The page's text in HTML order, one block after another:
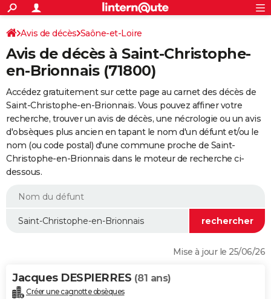
ACTUALITÉS
Politique
Société
Faits Divers
Education
Monde
Villes
+
SPORT
Coupe du monde 2026
Football
Tennis
Cyclisme
Rugby
Forum
FINANCE
Retraite
Impôts
Epargne
Immobilier
Risques naturels par ville
Banque
Assurance
Crédit
Essais
Réserver un essai
Citadines
Berlines
SUV
Forum auto
+
HIGH-TECH
Mobiles
Meilleur smartphone
Internet
Ordinateurs
Jeux vidéo
Guide high-tech
+
BRICOLAGE
Destinations
City break
Voyage nature
Voyage de noces
Forum
Climat
+PHOTO
S'inscrire
Connexion
Avis de décès Saône-et-Loire
Avis de décès à Saint-Christophe-
en-Brionnais (71800)
Accédez gratuitement sur cette page au carnet des décès de
Saint-Christophe-en-Brionnais. Vous pouvez affiner votre
recherche, trouver un avis de décès, une nécrologie ou un avis
d'obsèques plus ancien en tapant le nom d'un défunt et/ou le
nom (ou code postal) d'une commune proche de Saint-
Christophe-en-Brionnais dans le moteur de recherche ci-
dessous.
Mise à jour le 25/06/26
Jacques DESPIERRES (81 ans)
Créer une cagnotte obsèques